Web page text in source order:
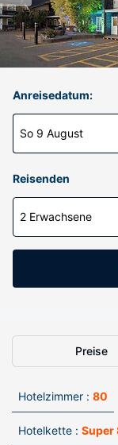
Anreisedatum:
So 9 August
Reisenden
2 Erwachsene
Preise
Hotelzimmer : 80
Hotelkette : Super